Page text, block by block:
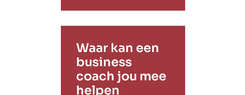
Waar kan een
business
coach jou mee
helpen